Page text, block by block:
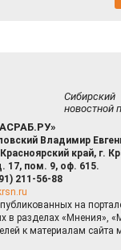
Сибирский
новостной
Владимир
край, г.
17, пом. 9, оф. 615.
211-56-88
на
в разделах «Мнения»,
к материалам сайта